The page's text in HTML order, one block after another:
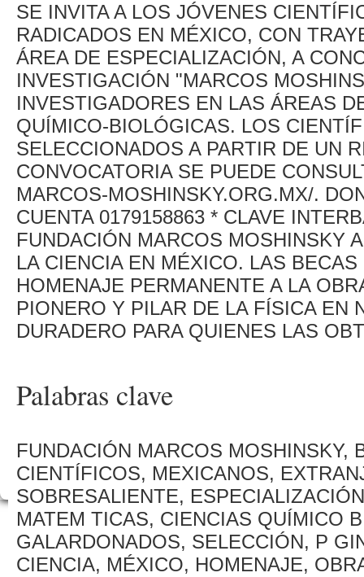
SE INVITA A LOS JÓVENES
RADICADOS EN MÉXICO, CON
ÁREA DE ESPECIALIZACIÓN, A
INVESTIGACIÓN "MARCOS
INVESTIGADORES EN LAS ÁREAS
QUÍMICO-BIOLÓGICAS. LOS
SELECCIONADOS A PARTIR DE UN
CONVOCATORIA SE PUEDE
MARCOS-MOSHINSKY.ORG.MX/.
CUENTA 0179158863 * CLAVE
FUNDACIÓN MARCOS MOSHINSKY
LA CIENCIA EN MÉXICO. LAS
HOMENAJE PERMANENTE A LA
PIONERO Y PILAR DE LA FÍSICA EN
DURADERO PARA QUIENES LAS
Palabras clave
FUNDACIÓN MARCOS MOSHINSKY,
CIENTÍFICOS, MEXICANOS,
SOBRESALIENTE,
MATEM TICAS, CIENCIAS QUÍMICO
GALARDONADOS, SELECCIÓN, P
CIENCIA, MÉXICO, HOMENAJE,